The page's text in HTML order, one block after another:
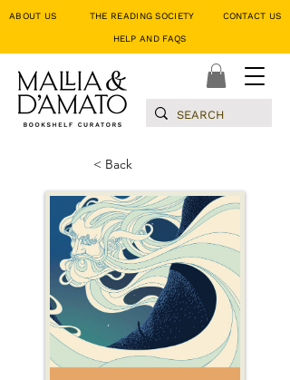
ABOUT US THE READING SOCIETY CONTACT
HELP AND FAQS
< Back